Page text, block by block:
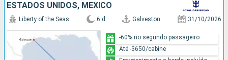
ESTADOS UNIDOS, MÉXICO
Liberty of the Seas 6 d Galveston 31/10/2026
-60% no segundo passageiro
Até -$650/cabine